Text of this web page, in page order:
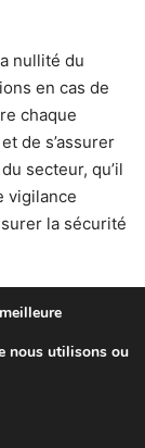
nullité du
en cas de
chaque
de s’assurer
secteur, qu’il
vigilance
la sécurité
en cas
peuvent
nous utilisons ou